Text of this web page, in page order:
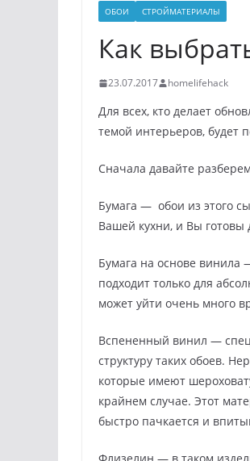
ОБОИ СТРОЙМАТЕРИАЛЫ
Как
23.07.2017 homelifehack
Для всех, кто делает
темой интерьеров, будет
Сначала давайте
Бумага — обои из этого
Вашей кухни, и Вы готовы
Бумага на основе винила
подходит только для
может уйти очень много
Вспененный винил —
структуру таких обоев.
которые имеют
крайнем случае. Этот
быстро пачкается и